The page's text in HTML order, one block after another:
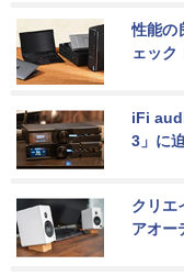
性能の
ェック
iFi
3」に
クリエ
アオー